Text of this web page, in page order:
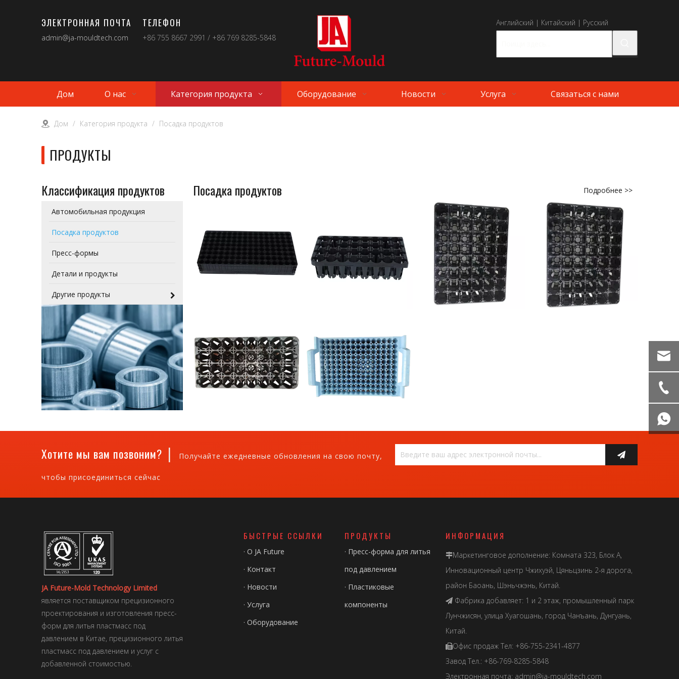
ЭЛЕКТРОННАЯ ПОЧТА
admin@ja-mouldtech.com
ТЕЛЕФОН
+86 755 8667 2991 / +86 769 8285-5848
Английский | Китайский | Русский
Дом О нас Категория продукта Оборудование Новости Услуга Связаться с нами
Дом / Категория продукта / Посадка продуктов
ПРОДУКТЫ
Классификация продуктов
Автомобильная продукция
Посадка продуктов
Пресс-формы
Детали и продукты
Другие продукты
Посадка продуктов Подробнее >>
Хотите мы вам позвоним? | Получайте ежедневные обновления на свою почту,
чтобы присоединиться сейчас
JA Future-Mold Technology Limited
является поставщиком прецизионного
проектирования и изготовления пресс-
форм для литья пластмасс под
давлением в Китае, прецизионного литья
пластмасс под давлением и услуг с
добавленной стоимостью.
БЫСТРЫЕ ССЫЛКИ
· О JA Future
· Контакт
· Новости
· Услуга
· Оборудование
ПРОДУКТЫ
· Пресс-форма для литья
под давлением
· Пластиковые
компоненты
ИНФОРМАЦИЯ
Маркетинговое дополнение: Комната 323, Блок А,
Инновационный центр Чжихуэй, Цяньцзинь 2-я дорога,
район Баоань, Шэньчжэнь, Китай.
 Фабрика добавляет: 1 и 2 этаж, промышленный парк
Лунчжисян, улица Хуагошань, город Чанъань, Дунгуань,
Китай.
Офис продаж Тел: +86-755-2341-4877
Завод Тел.: +86-769-8285-5848
Электронная почта: admin@ja-mouldtech.com